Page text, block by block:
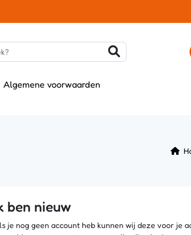
Algemene voorwaarden
ben nieuw
je nog geen account heb kunnen wij deze voor je